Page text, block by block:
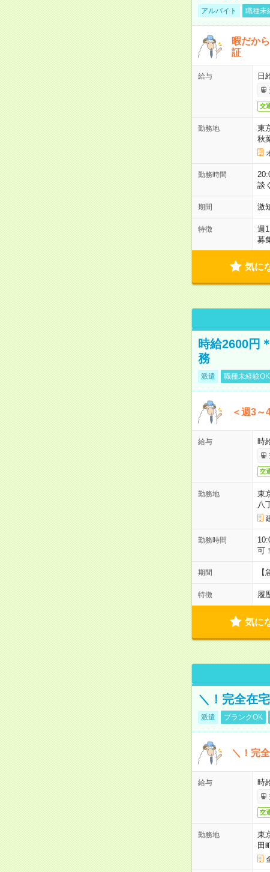
アルバイト 職種未
暇だか
証
給与 日
交
勤務地
東
秋
勤務時間
談
期間 激
特徴 週
募
気に
時給2600円
務
派遣 職種未経験OK
＜週3
給与 時
交
勤務地
東
八
勤務時間
可
期間
特徴 履
気に
＼！完全在
派遣 ブランクOK
＼！完
給与 時
交
勤務地
東
田